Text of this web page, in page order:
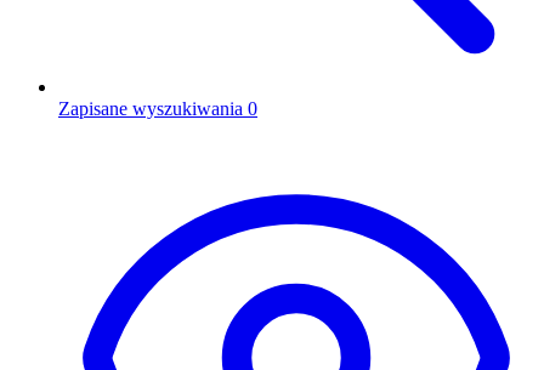
Zapisane wyszukiwania 0